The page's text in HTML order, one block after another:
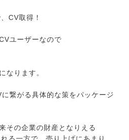
CV取得！
ユーザーなので
なります。
繋がる具体的な策をパッケージ
その企業の財産となりえる